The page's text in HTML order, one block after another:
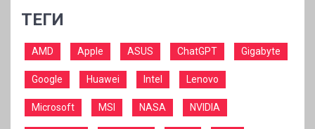
ТЕГИ
AMD Apple ASUS ChatGPT Gigabyte
Google Huawei Intel Lenovo
Microsoft MSI NASA NVIDIA